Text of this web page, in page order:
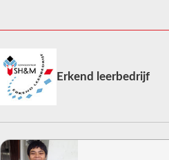
Erkend leerbedrijf